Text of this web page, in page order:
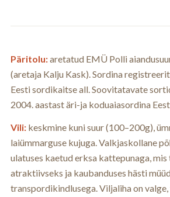
Päritolu:aretatud EMÜ Polli
(aretaja Kalju Kask). Sordina
Eesti sordikaitse all. Soovitatavate
2004. aastast äri-ja koduaiasordina
Vili:keskmine kuni suur (100–200g),
laiümmarguse kujuga. Valkjaskollane
ulatuses kaetud erksa kattepunaga,
atraktiivseks ja kaubanduses hästi
transpordikindlusega. Viljaliha on valge,